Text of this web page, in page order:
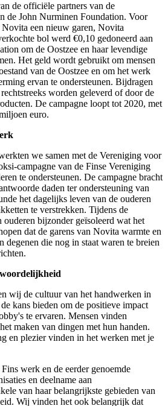
de officiële partners van de
de John Nurminen Foundation. Voor
Novita een nieuw garen, Novita
bol werd €0,10 gedoneerd aan
om de Oostzee en haar levendige
Het geld wordt gebruikt om mensen
van de Oostzee en om het werk
ervan te ondersteunen. Bijdragen
worden geleverd of door de
De campagne loopt tot 2020, met
euro.
we samen met de Vereniging voor
campagne van de Finse Vereniging
te ondersteunen. De campagne bracht
daden ter ondersteuning van
het dagelijks leven van de ouderen
te verstrekken. Tijdens de
bijzonder geïsoleerd wat het
dat de garens van Novita warmte en
degenen die nog in staat waren te breien
wij de cultuur van het handwerken in
kans bieden om de positieve impact
te ervaren. Mensen vinden
maken van dingen met hun handen.
en plezier vinden in het werken met je
werk en de eerder genoemde
en deelname aan
van haar belangrijkste gebieden van
Wij vinden het ook belangrijk dat